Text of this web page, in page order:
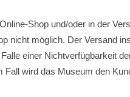
Shop und/oder in der
nicht möglich. Der Versand
einer Nichtverfügbarkeit
wird das Museum den